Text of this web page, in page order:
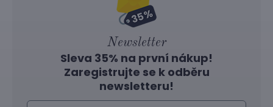
Newsletter
Sleva 35% na první nákup!
Zaregistrujte se k odběru
newsletteru!